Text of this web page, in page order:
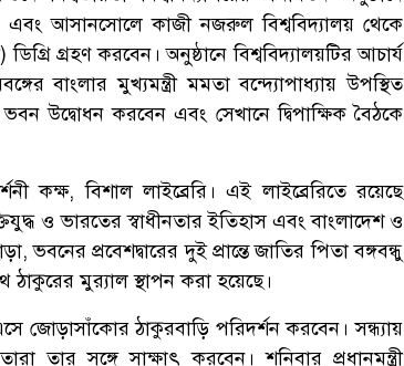
এবং আসানসোলে কাজী নজরুল বিশ্ববিদ্যালয় থেকে
গ্রহণ করবেন। অনুষ্ঠানে বিশ্ববিদ্যালয়টির আচার্য
বাংলার মুখ্যমন্ত্রী মমতা বন্দ্যোপাধ্যায় উপস্থিত
উদ্বোধন করবেন এবং সেখানে দ্বিপাক্ষিক বৈঠকে
কক্ষ, বিশাল লাইব্রেরি। এই লাইব্রেরিতে রয়েছে
ও ভারতের স্বাধীনতার ইতিহাস এবং বাংলাদেশ ও
ভবনের প্রবেশদ্বারের দুই প্রান্তে জাতির পিতা বঙ্গবন্ধু
ঠাকুরের মুর‌্যাল স্থাপন করা হয়েছে।
জোড়াসাঁকোর ঠাকুরবাড়ি পরিদর্শন করবেন। সন্ধ্যায়
তার সঙ্গে সাক্ষাৎ করবেন। শনিবার প্রধানমন্ত্রী